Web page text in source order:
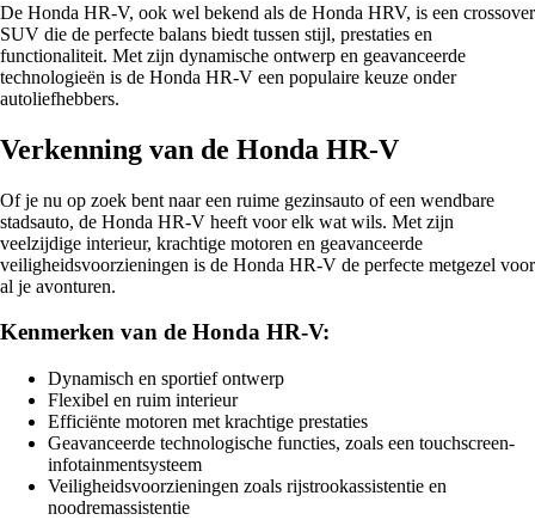
De Honda HR-V, ook wel bekend als de Honda HRV, is een crossover
SUV die de perfecte balans biedt tussen stijl, prestaties en
functionaliteit. Met zijn dynamische ontwerp en geavanceerde
technologieën is de Honda HR-V een populaire keuze onder
autoliefhebbers.
Verkenning van de Honda HR-V
Of je nu op zoek bent naar een ruime gezinsauto of een wendbare
stadsauto, de Honda HR-V heeft voor elk wat wils. Met zijn
veelzijdige interieur, krachtige motoren en geavanceerde
veiligheidsvoorzieningen is de Honda HR-V de perfecte metgezel voor
al je avonturen.
Kenmerken van de Honda HR-V:
Dynamisch en sportief ontwerp
Flexibel en ruim interieur
Efficiënte motoren met krachtige prestaties
Geavanceerde technologische functies, zoals een touchscreen-
infotainmentsysteem
Veiligheidsvoorzieningen zoals rijstrookassistentie en
noodremassistentie